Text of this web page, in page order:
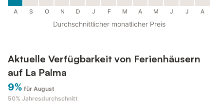
A S O N D J F M A M J J A
Durchschnittlicher monatlicher Preis
Aktuelle Verfügbarkeit von Ferienhäusern
auf La Palma
9% für August
50% Jahresdurchschnitt